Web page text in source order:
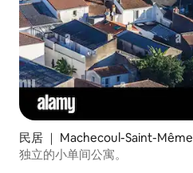
民居 ｜ Machecoul-Saint-Même
独立的小单间公寓。